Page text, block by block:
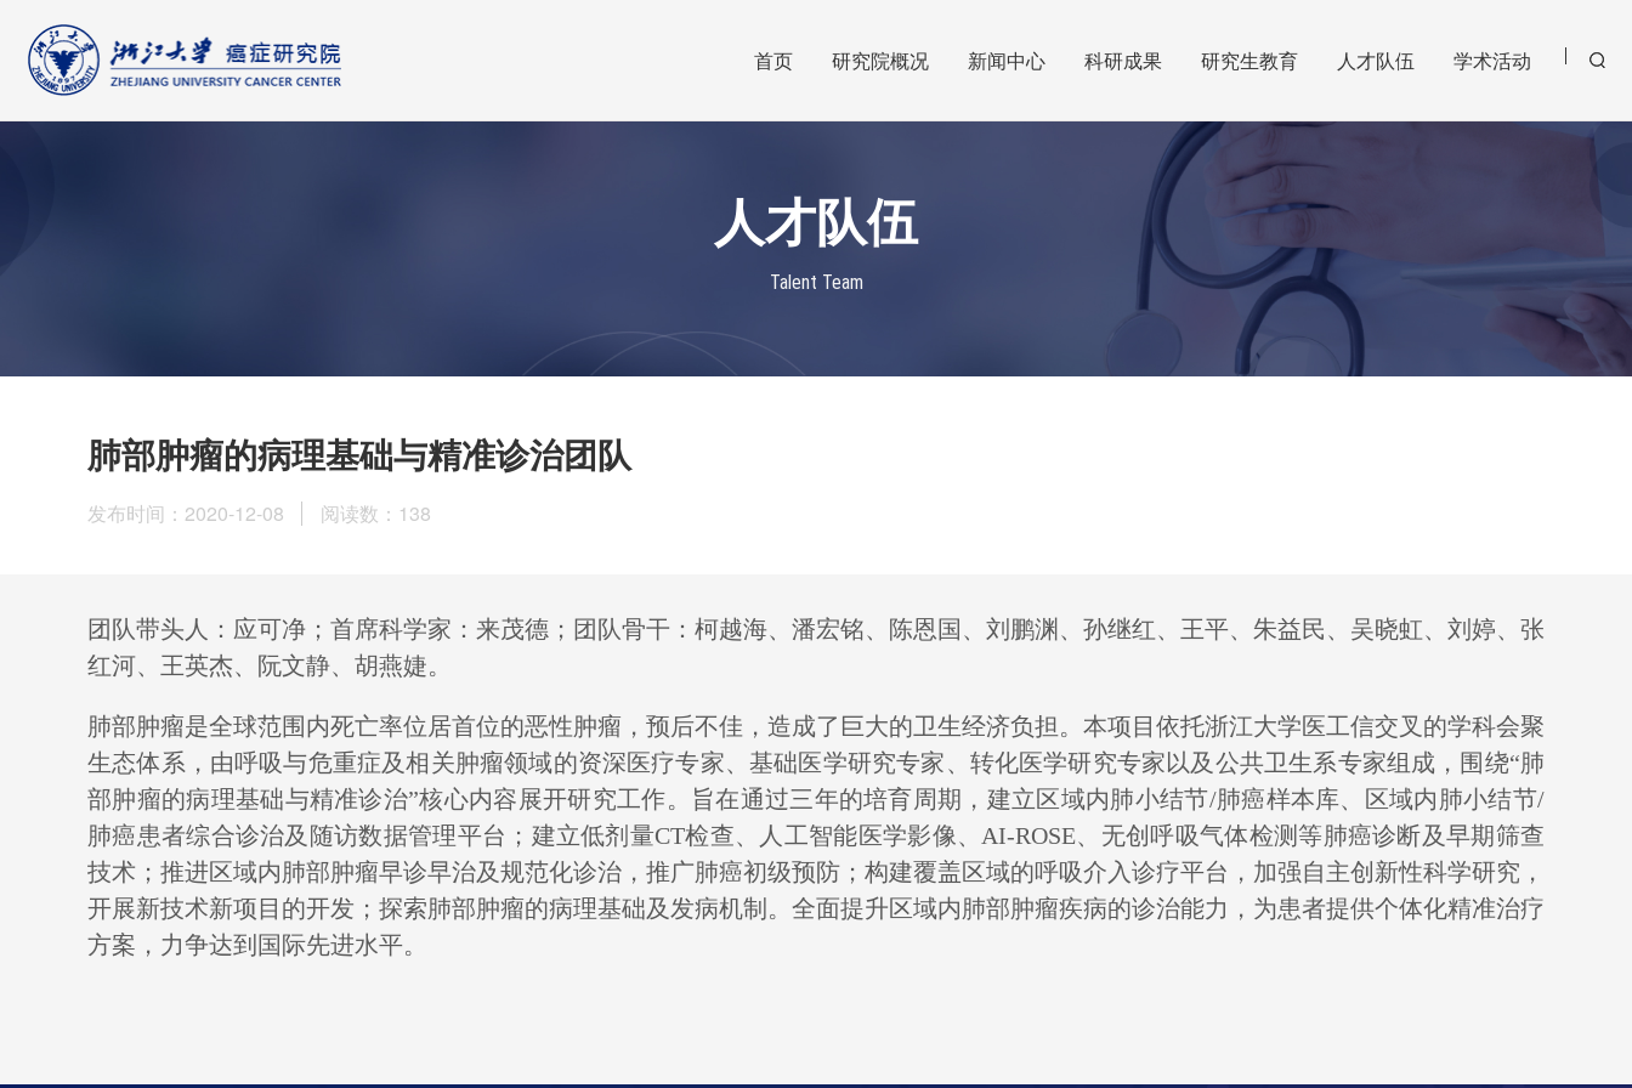
首页 研究院概况 新闻中心 科研成果 研究生教育 人才队伍 学术活动
人才队伍
Talent Team
肺部肿瘤的病理基础与精准诊治团队
发布时间：2020-12-08 阅读数： 138
团队带头人： 应可净； 首席科学家： 来茂德 ；团队骨干： 柯越海、 潘宏铭、 陈恩国、 刘鹏渊、 孙继红、 王平、 朱益民、 吴晓虹、 刘婷、 张
红河、 王英杰、 阮文静、 胡燕婕。
肺部肿瘤是全球范围内死亡率位居首位的恶性肿瘤，预后不佳，造成了巨大的卫生经济负担。 本项目依托浙江大学医工信交叉的学科会聚
生态体系，由呼吸与危重症及相关肿瘤领域的资深医疗专家、基础医学研究专家、转化医学研究专家以及公共卫生系专家组成，围绕“肺
部肿瘤的病理基础与精准诊治”核心内容展开研究工作。旨在通过三年的培育周期，建立区域内肺小结节/肺癌样本库、区域内肺小结节/
肺癌患者综合诊治及随访数据管理平台；建立低剂量CT检查、人工智能医学影像、 AI-ROSE、无创呼吸气体检测等肺癌诊断及早期筛查
技术；推进区域内肺部肿瘤早诊早治及规范化诊治，推广肺癌初级预防；构建覆盖区域的呼吸介入诊疗平台，加强自主创新性科学研究，
开展新技术新项目的开发；探索肺部肿瘤的病理基础及发病机制。全面提升区域内肺部肿瘤疾病的诊治能力，为患者提供个体化精准治疗
方案，力争达到国际先进水平。